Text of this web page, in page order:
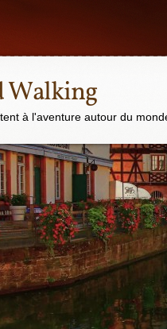
à l'aventure autour du